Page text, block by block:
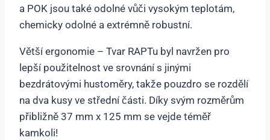
a POK jsou také odolné vůči vysokým teplotám,
chemicky odolné a extrémně robustní.
Větší ergonomie – Tvar RAPTu byl navržen pro
lepší použitelnost ve srovnání s jinými
bezdrátovými hustoměry, takže pouzdro se rozdělí
na dva kusy ve střední části. Díky svým rozměrům
přibližně 37 mm x 125 mm se vejde téměř
kamkoli!